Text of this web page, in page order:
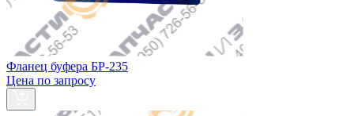
Фланец буфера БР-235
Цена по запросу